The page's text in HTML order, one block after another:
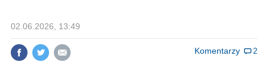
02.06.2026, 13:49
Komentarzy 2